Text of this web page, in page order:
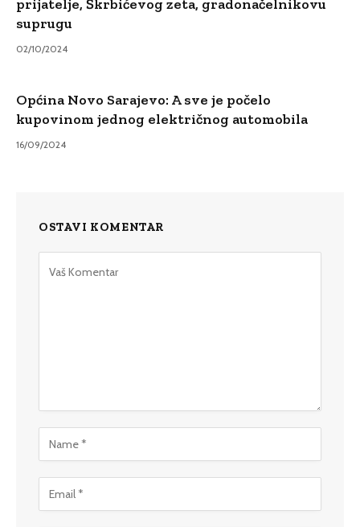
prijatelje, Škrbićevog zeta, gradonačelnikovu
suprugu
02/10/2024
Općina Novo Sarajevo: A sve je počelo
kupovinom jednog električnog automobila
16/09/2024
OSTAVI KOMENTAR